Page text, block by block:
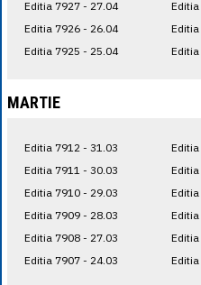
Editia 7927 - 27.04
Editia 7926 - 26.04
Editia 7925 - 25.04
MARTIE
Editia 7912 - 31.03
Editia 7911 - 30.03
Editia 7910 - 29.03
Editia 7909 - 28.03
Editia 7908 - 27.03
Editia 7907 - 24.03